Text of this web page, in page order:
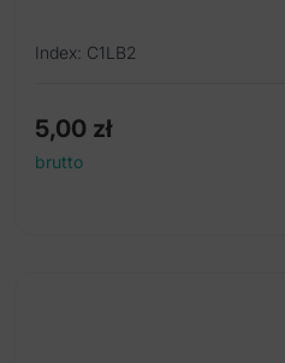
Index: C1LB2
5,00 zł
brutto